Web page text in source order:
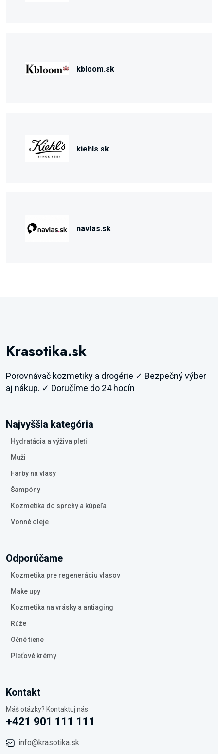
kbloom.sk
kiehls.sk
navlas.sk
Krasotika.sk
Porovnávač kozmetiky a drogérie ✓ Bezpečný výber
aj nákup. ✓ Doručíme do 24 hodín
Najvyššia kategória
Hydratácia a výživa pleti
Muži
Farby na vlasy
Šampóny
Kozmetika do sprchy a kúpeľa
Vonné oleje
Odporúčame
Kozmetika pre regeneráciu vlasov
Make upy
Kozmetika na vrásky a antiaging
Rúže
Očné tiene
Pleťové krémy
Kontakt
Máš otázky? Kontaktuj nás
+421 901 111 111
info@krasotika.sk